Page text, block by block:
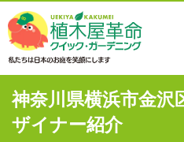
神奈川県横浜市金沢
ザイナー紹介